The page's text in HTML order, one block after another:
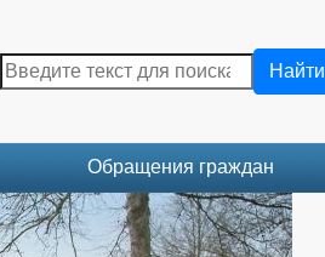
Найти
Обращения граждан